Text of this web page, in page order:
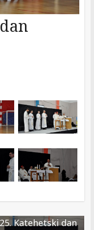
25. Katehetski dan